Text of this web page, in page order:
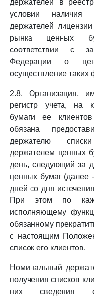
держателей в
условии наличия
держателей
рынка ценных
соответствии с
Федерации о
осуществление таких
2.8. Организация,
регистр учета, на
бумаги ее
обязана
держателю
держателем ценных
день, следующий за
ценных бумаг (далее
дней со дня
При этом по
исполняющему
обязанному
с настоящим
список его клиентов.
Номинальный
получения списков
них сведения